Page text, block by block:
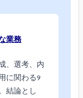
業務
、選考、内
に関わる9
結論とし